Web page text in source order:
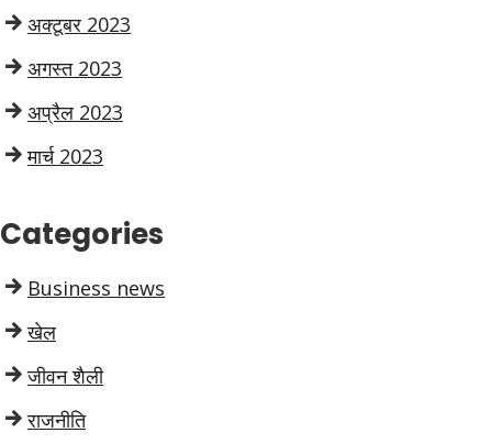
अक्टूबर 2023
अगस्त 2023
अप्रैल 2023
मार्च 2023
Categories
Business news
खेल
जीवन शैली
राजनीति